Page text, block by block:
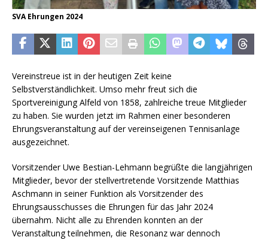
SVA Ehrungen 2024
Vereinstreue ist in der heutigen Zeit keine
Selbstverständlichkeit. Umso mehr freut sich die
Sportvereinigung Alfeld von 1858, zahlreiche treue Mitglieder
zu haben. Sie wurden jetzt im Rahmen einer besonderen
Ehrungsveranstaltung auf der vereinseigenen Tennisanlage
ausgezeichnet.
Vorsitzender Uwe Bestian-Lehmann begrüßte die langjährigen
Mitglieder, bevor der stellvertretende Vorsitzende Matthias
Aschmann in seiner Funktion als Vorsitzender des
Ehrungsausschusses die Ehrungen für das Jahr 2024
übernahm. Nicht alle zu Ehrenden konnten an der
Veranstaltung teilnehmen, die Resonanz war dennoch